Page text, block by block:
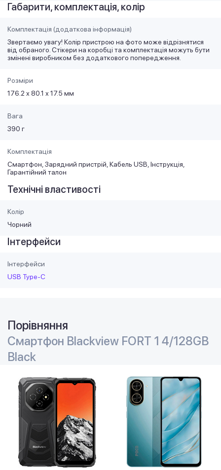
Габарити, комплектація, колір
Комплектація (додаткова інформація)
Звертаємо увагу! Колір пристрою на фото може відрізнятися
від обраного. Стікери на коробці та комплектація можуть бути
змінені виробником без додаткового попередження.
Розміри
176.2 х 80.1 х 17.5 мм
Вага
390 г
Комплектація
Смартфон, Зарядний пристрій, Кабель USB, Інструкція,
Гарантійний талон
Технічні властивості
Колір
Чорний
Інтерфейси
Інтерфейси
USB Type-C
Порівняння
Смартфон Blackview FORT 1 4/128GB
Black